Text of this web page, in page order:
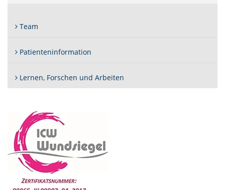
Team
Patienteninformation
Lernen, Forschen und Arbeiten